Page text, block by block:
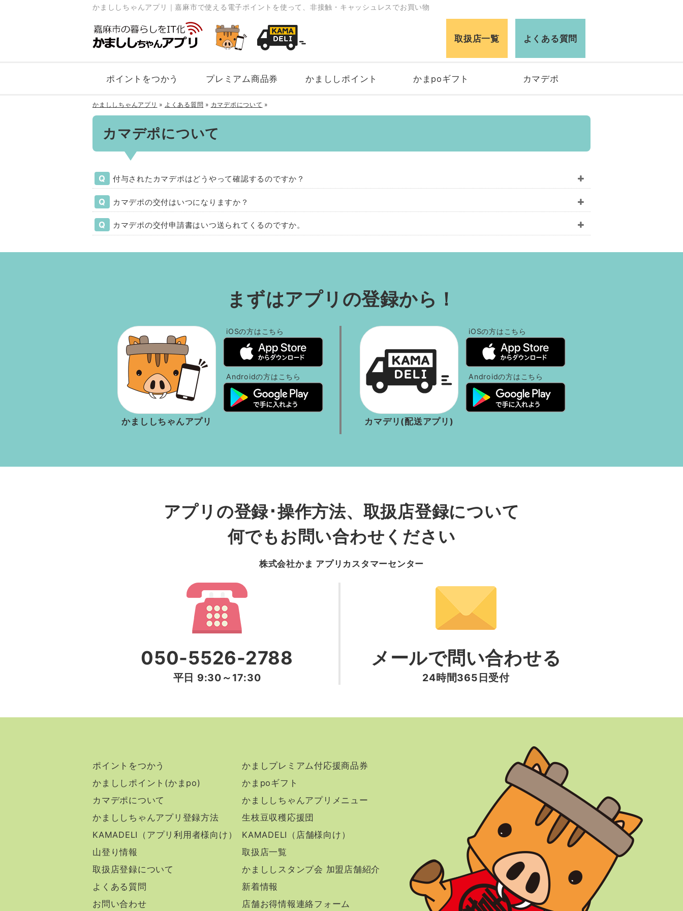
かまししちゃんアプリ｜嘉麻市で使える電子ポイントを使って、非接触・キャッシュレスでお買い物
取扱店一覧 よくある質問
ポイントをつかう プレミアム商品券 かまししポイント かまpoギフト カマデポ
かまししちゃんアプリ » よくある質問 » カマデポについて »
カマデポについて
付与されたカマデポはどうやって確認するのですか？
「カマデポ」は2022年2月28日で終了いたしました。
2022年4月1日より、「かまpo（かまししポイント）」がご利用いただけるようになります。
最新のカマデポを手動で表示させるには、ホーム画面右上にある更新ボタンをタップします。
右上の更新ボタンを押します 更新のマークが表示されます
※更新ボタンが表示されていない場合
下記リンクより、最新版へのアップデートをお願いいたします。
Android版はこちら
カマデポの交付はいつになりますか？
「カマデポ」は2022年2月28日で終了いたしました。
2022年4月1日より、「かまpo（かまししポイント）」がご利用いただけるようになります。
カマデポの付与については、下記の手続きが必要となります。
嘉麻市へ「カマデポ交付申請書」を提出
この2つの手続きが完了次第、嘉麻市にてカマデポの審査が行われます（手続きの順序は関係ありません）。
カマデポ交付条件等の詳細は下記の嘉麻市のHPをご覧ください。
https://www.city.kama.lg.jp/soshiki/20/20821.html
カマデポの交付申請書はいつ送られてくるのですか。
かまpoについてはこちら
カマデポの交付申請書につきましては、 マイナンバーカードを保有している方を対象に嘉麻市より順次配布を行っていきます。
マイナンバーカードを取得されていない場合、まずは取得手続きが必要となります。
嘉麻市在住の方のマイナンバーカード交付については、下記をご参照ください（外部リンク：嘉麻市ホームページ）。
マイナンバーカード（個人番号カード）について
まずはアプリの登録から！
かまししちゃんアプリ
iOSの方はこちら
Androidの方はこちら
カマデリ(配送アプリ)
iOSの方はこちら
Androidの方はこちら
アプリの登録･操作方法、 取扱店登録について
何でもお問い合わせください
株式会社かま アプリカスタマーセンター
050-5526-2788
平日 9:30～17:30
メールで問い合わせる
24時間365日受付
ポイントをつかう
かましプレミアム付応援商品券
かまししポイント(かまpo)
かまpoギフト
カマデポについて
かまししちゃんアプリメニュー
かまししちゃんアプリ登録方法
生枝豆収穫応援団
KAMADELI（アプリ利用者様向け）
KAMADELI（店舗様向け）
山登り情報
取扱店一覧
取扱店登録について
かまししスタンプ会 加盟店舗紹介
よくある質問
新着情報
お問い合わせ
店舗お得情報連絡フォーム